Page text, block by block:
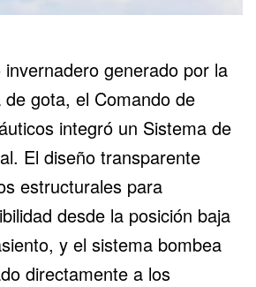
generado por la
gota, el Comando de
integró un Sistema de
El diseño transparente
estructurales para
desde la posición baja
y el sistema bombea
directamente a los